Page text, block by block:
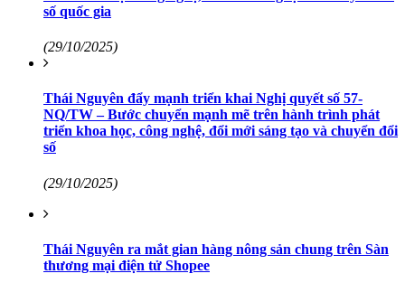
số quốc gia
(29/10/2025)
Thái Nguyên đẩy mạnh triển khai Nghị quyết số 57-
NQ/TW – Bước chuyển mạnh mẽ trên hành trình phát
triển khoa học, công nghệ, đổi mới sáng tạo và chuyển đổi
số
(29/10/2025)
Thái Nguyên ra mắt gian hàng nông sản chung trên Sàn
thương mại điện tử Shopee